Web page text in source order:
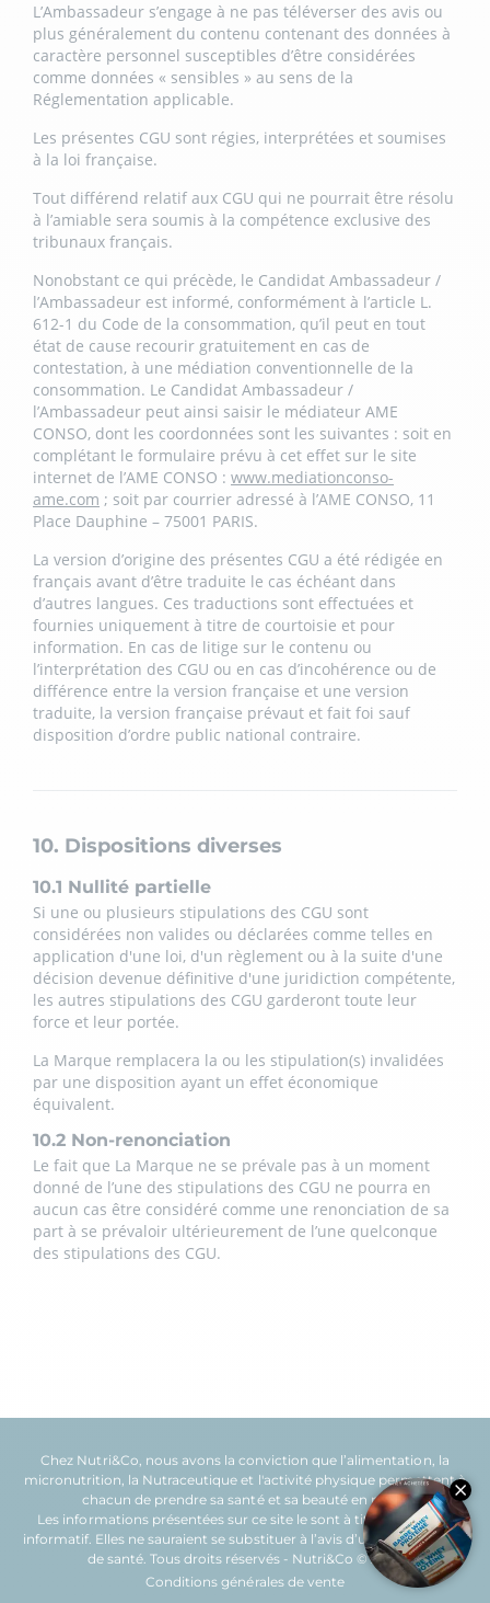
L’Ambassadeur s’engage à ne pas téléverser des avis ou
plus généralement du contenu contenant des données à
caractère personnel susceptibles d’être considérées
comme données « sensibles » au sens de la
Réglementation applicable.
Les présentes CGU sont régies, interprétées et soumises
à la loi française.
Tout différend relatif aux CGU qui ne pourrait être résolu
à l’amiable sera soumis à la compétence exclusive des
tribunaux français.
Nonobstant ce qui précède, le Candidat Ambassadeur /
l’Ambassadeur est informé, conformément à l’article L.
612-1 du Code de la consommation, qu’il peut en tout
état de cause recourir gratuitement en cas de
contestation, à une médiation conventionnelle de la
consommation. Le Candidat Ambassadeur /
l’Ambassadeur peut ainsi saisir le médiateur AME
CONSO, dont les coordonnées sont les suivantes : soit en
complétant le formulaire prévu à cet effet sur le site
internet de l’AME CONSO : www.mediationconso-
ame.com ; soit par courrier adressé à l’AME CONSO, 11
Place Dauphine – 75001 PARIS.
La version d’origine des présentes CGU a été rédigée en
français avant d’être traduite le cas échéant dans
d’autres langues. Ces traductions sont effectuées et
fournies uniquement à titre de courtoisie et pour
information. En cas de litige sur le contenu ou
l’interprétation des CGU ou en cas d’incohérence ou de
différence entre la version française et une version
traduite, la version française prévaut et fait foi sauf
disposition d’ordre public national contraire.
10. Dispositions diverses
10.1 Nullité partielle
Si une ou plusieurs stipulations des CGU sont
considérées non valides ou déclarées comme telles en
application d'une loi, d'un règlement ou à la suite d'une
décision devenue définitive d'une juridiction compétente,
les autres stipulations des CGU garderont toute leur
force et leur portée.
La Marque remplacera la ou les stipulation(s) invalidées
par une disposition ayant un effet économique
équivalent.
10.2 Non-renonciation
Le fait que La Marque ne se prévale pas à un moment
donné de l’une des stipulations des CGU ne pourra en
aucun cas être considéré comme une renonciation de sa
part à se prévaloir ultérieurement de l’une quelconque
des stipulations des CGU.
Chez Nutri&Co, nous avons la conviction que l’alimentation, la
micronutrition, la Nutraceutique et l'activité physiquepermettent à
chacun de prendre sasantéet sa beautéen main.
Les informations présentées sur ce site le sont à titre purement
informatif. Elles ne sauraient se substituer à l’avis d’un professionnel
de santé. Tous droits réservés - Nutri&Co © 2026
Conditions générales de vente